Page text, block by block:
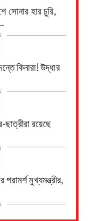
সোনার হার চুরি,
কিনারা! উদ্ধার
রয়েছে
পরামর্শ মুখ্যমন্ত্রীর,